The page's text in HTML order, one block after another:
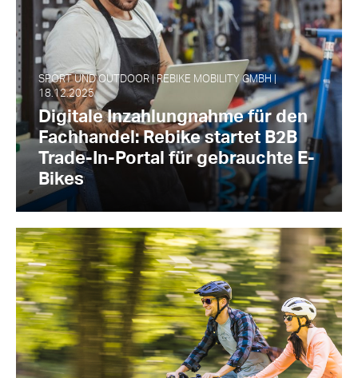
SPORT UND OUTDOOR | REBIKE MOBILITY GMBH |
18.12.2025
Digitale Inzahlungnahme für den
Fachhandel: Rebike startet B2B
Trade-In-Portal für gebrauchte E-
Bikes